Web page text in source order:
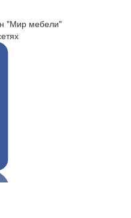
"Мир мебели"